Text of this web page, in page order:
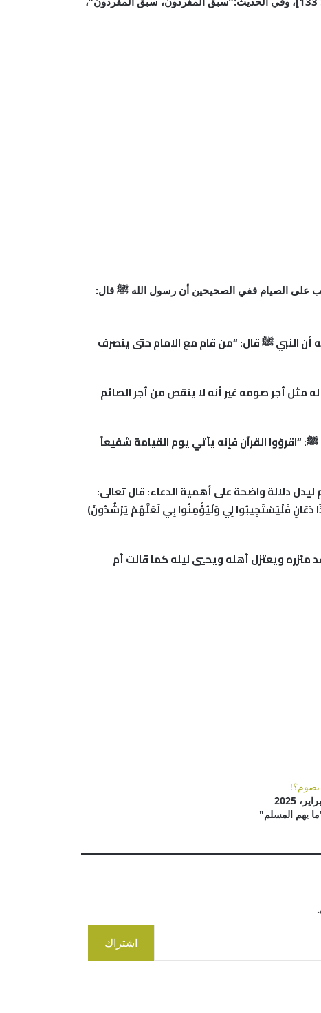
على الصيام ففي الصحيحين أن رسول الله ﷺ قال:
النبيﷺقال: “من قام مع الامام حتى ينصرف
مثل أجر صومه غير أنه لا ينقص من أجر الصائم
ﷺ: “اقرؤوا القرآن فإنه يأتي يوم القيامة شفيعاً
ليدل دلالة واضحة على أهمية الدعاء: قال تعالى:
دَعْوَةَ الدَّاعِ إِذَا دَعَانِ فَلْيَسْتَجِيبُوا لِي وَلْيُؤْمِنُوا بِي لَعَلَّهُمْ يَرْشُدُونَ﴾
مئزره ويعتزل أهله ويحيي ليله كما قالت أم
نصوم؟!
يهم المسلم"
اشتراك